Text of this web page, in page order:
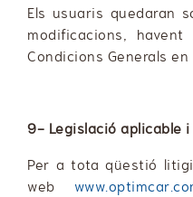
Els usuaris quedaran
modificacions,
Condicions Generals
9- Legislació aplicable
Per a tota qüestió
web